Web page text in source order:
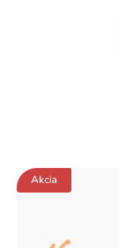
Akcia